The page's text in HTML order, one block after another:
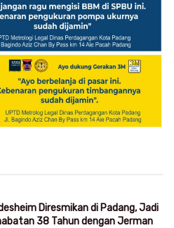
Diresmikan di Padang, Jadi
38 Tahun dengan Jerman